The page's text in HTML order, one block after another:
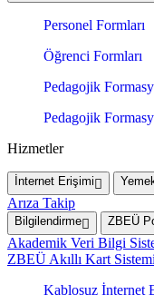
Personel Formları
Öğrenci Formları
Pedagojik
Pedagojik
Hizmetler
İnternet Erişimi
Arıza Takip
Bilgilendirme ZBEÜ
Akademik Veri Bilgi
ZBEÜ Akıllı Kart Sistemi
Kablosuz İnternet